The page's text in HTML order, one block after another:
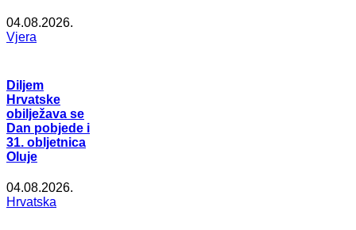
04.08.2026.
Vjera
Diljem
Hrvatske
obilježava se
Dan pobjede i
31. obljetnica
Oluje
04.08.2026.
Hrvatska